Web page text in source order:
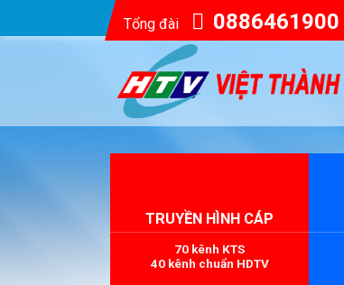
Tổng đài 0886461900
TRUYỀN HÌNH CÁP
70 kênh KTS
40 kênh chuẩn HDTV